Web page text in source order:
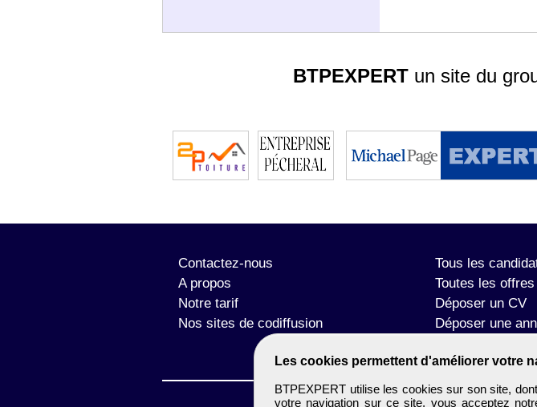
Les cookies permettent d'améliorer votre
BTPEXPERT utilise les cookies sur son site,
votre navigation sur ce site, vous acceptez
BTPEXPERTun site du
Contactez-nous
A propos
Notre tarif
Nos sites de codiffusion
Tous les
Toutes les
Déposer un CV
Déposer une